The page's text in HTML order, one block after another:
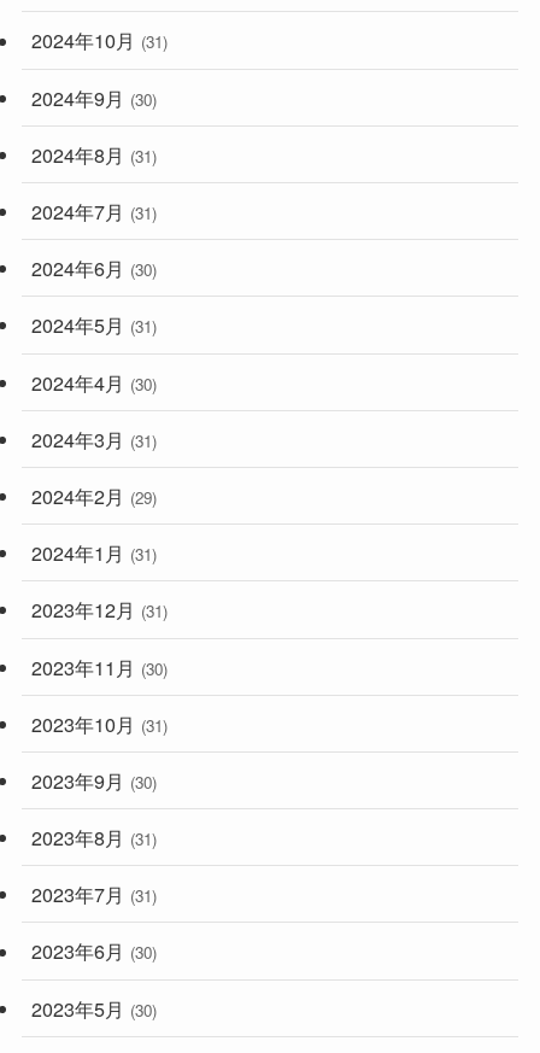
2024年10月 (31)
2024年9月 (30)
2024年8月 (31)
2024年7月 (31)
2024年6月 (30)
2024年5月 (31)
2024年4月 (30)
2024年3月 (31)
2024年2月 (29)
2024年1月 (31)
2023年12月 (31)
2023年11月 (30)
2023年10月 (31)
2023年9月 (30)
2023年8月 (31)
2023年7月 (31)
2023年6月 (30)
2023年5月 (30)